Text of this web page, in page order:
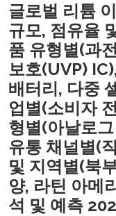
글로벌 리튬
규모, 점유율
품 유형별(과
보호(UVP)
배터리, 다중
업별(소비자
형별(아날로
유통 채널별(
및 지역별(북
양, 라틴 아메
석 및 예측